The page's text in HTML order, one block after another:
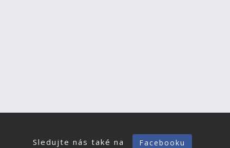
Sledujte nás také na Facebooku